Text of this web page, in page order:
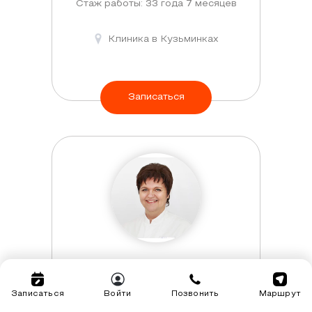
Стаж работы: 33 года 7 месяцев
Клиника в Кузьминках
Записаться
Владимировна
Записаться Войти Позвонить Маршрут